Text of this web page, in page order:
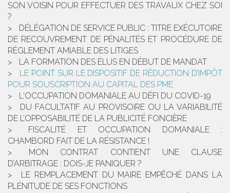
SON VOISIN POUR EFFECTUER DES TRAVAUX CHEZ SOI
?
DÉLÉGATION DE SERVICE PUBLIC : TITRE EXÉCUTOIRE
DE RECOUVREMENT DE PÉNALITÉS ET PROCÉDURE DE
RÈGLEMENT AMIABLE DES LITIGES
LA FORMATION DES ÉLUS EN DÉBUT DE MANDAT
LE POINT SUR LE DISPOSITIF DE RÉDUCTION D’IMPÔT
POUR SOUSCRIPTION AU CAPITAL DES PME
L'OCCUPATION DOMANIALE AU DÉFI DU COVID-19
DU FACULTATIF AU PROVISOIRE OU LA VARIABILITÉ
DE L’OPPOSABILITÉ DE LA PUBLICITÉ FONCIÈRE
FISCALITÉ ET OCCUPATION DOMANIALE :
CHAMBORD FAIT DE LA RÉSISTANCE !
MON CONTRAT CONTIENT UNE CLAUSE
D’ARBITRAGE : DOIS-JE PANIQUER ?
LE REMPLACEMENT DU MAIRE EMPÊCHÉ DANS LA
PLÉNITUDE DE SES FONCTIONS